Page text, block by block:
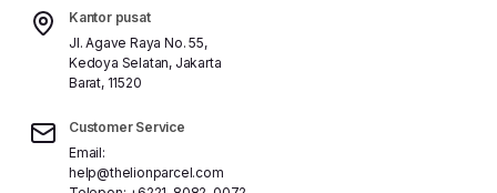
Kantor pusat
Jl. Agave Raya No. 55,
Kedoya Selatan, Jakarta
Barat, 11520
Customer Service
Email:
help@thelionparcel.com